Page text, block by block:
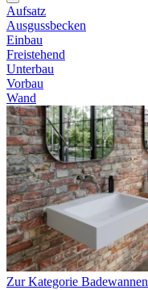
Aufsatz
Ausgussbecken
Einbau
Freistehend
Unterbau
Vorbau
Wand
Zur Kategorie Badewannen